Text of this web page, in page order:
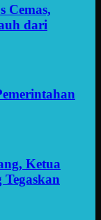
Cemas,
dari
Ketua